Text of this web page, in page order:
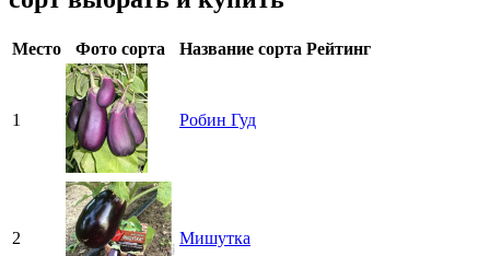
Место Фото сорта Название сорта Рейтинг
1 Робин Гуд
2 Мишутка